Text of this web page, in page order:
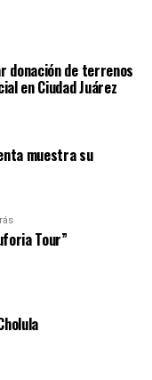
donación de terrenos
en Ciudad Juárez
muestra su
Tour”